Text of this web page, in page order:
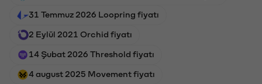
31 Temmuz 2026 Loopring fiyatı
2 Eylül 2021 Orchid fiyatı
14 Şubat 2026 Threshold fiyatı
4 august 2025 Movement fiyatı